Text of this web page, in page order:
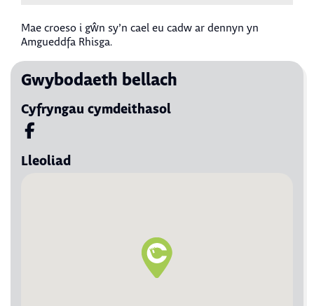
Mae croeso i gŵn sy’n cael eu cadw ar dennyn yn
Amgueddfa Rhisga.
Gwybodaeth bellach
Cyfryngau cymdeithasol
Visit us on Facebook
Lleoliad